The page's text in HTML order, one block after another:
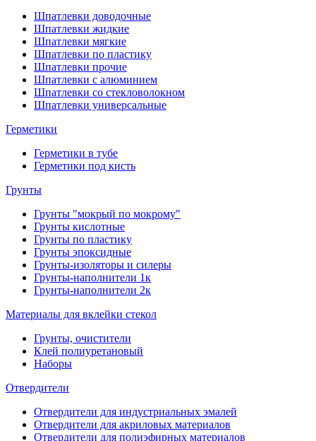
Шпатлевки доводочные
Шпатлевки жидкие
Шпатлевки мягкие
Шпатлевки по пластику
Шпатлевки прочие
Шпатлевки с алюминием
Шпатлевки со стекловолокном
Шпатлевки универсальные
Герметики
Герметики в тубе
Герметики под кисть
Грунты
Грунты "мокрый по мокрому"
Грунты кислотные
Грунты по пластику
Грунты эпоксидные
Грунты-изоляторы и силеры
Грунты-наполнители 1к
Грунты-наполнители 2к
Материалы для вклейки стекол
Грунты, очистители
Клей полиуретановый
Наборы
Отвердители
Отвердители для индустриальных эмалей
Отвердители для акриловых материалов
Отвердители для полиэфирных материалов